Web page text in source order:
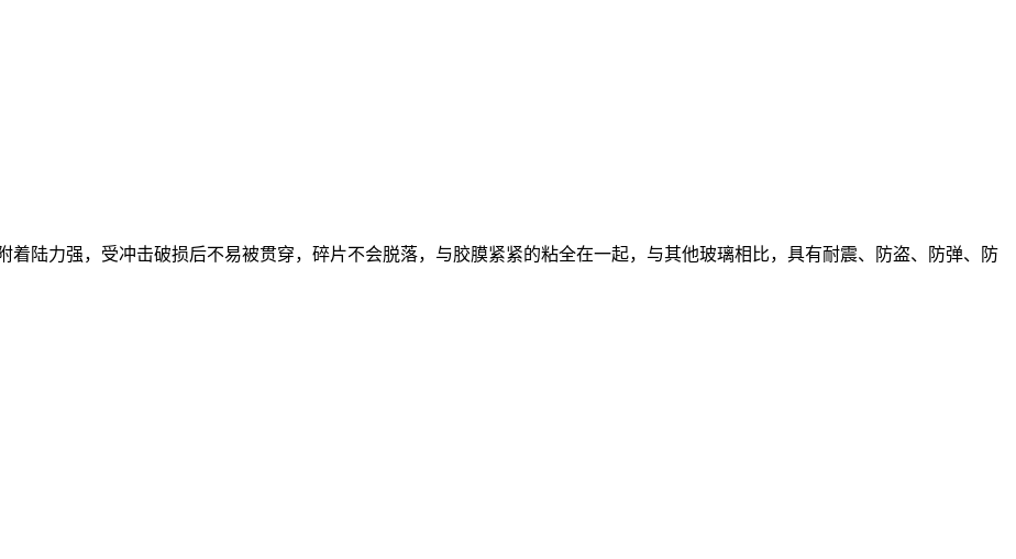
陆力强，受冲击破损后不易被贯穿，碎片不会脱落，与胶膜紧紧的粘全在一起，与其他玻璃相比，具有耐震、防盗、防弹、防